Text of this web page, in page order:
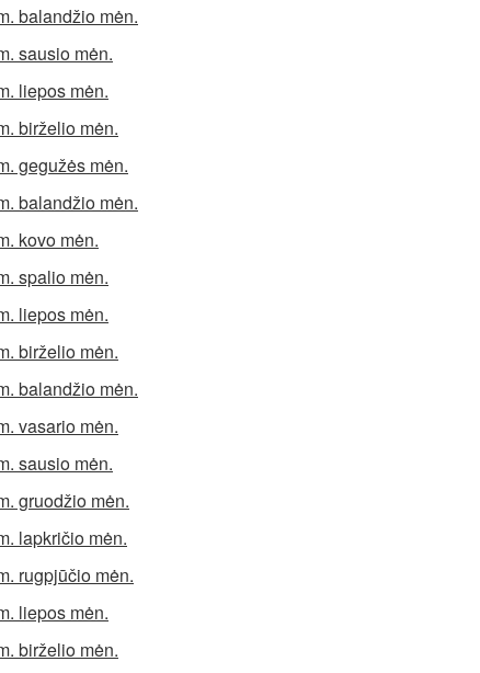
balandžio mėn.
sausio mėn.
liepos mėn.
birželio mėn.
gegužės mėn.
balandžio mėn.
kovo mėn.
spalio mėn.
liepos mėn.
birželio mėn.
balandžio mėn.
vasario mėn.
sausio mėn.
gruodžio mėn.
lapkričio mėn.
rugpjūčio mėn.
liepos mėn.
birželio mėn.